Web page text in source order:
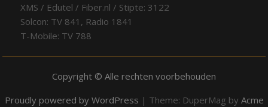
XMS / Edutel / Fiber.nl / Stipte: 3122
Solcon: TV 841, Radio 1841
T-Mobile: TV 788
Copyright © Alle rechten voorbehouden
Proudly powered by WordPress | Theme: DuperMag by Acme